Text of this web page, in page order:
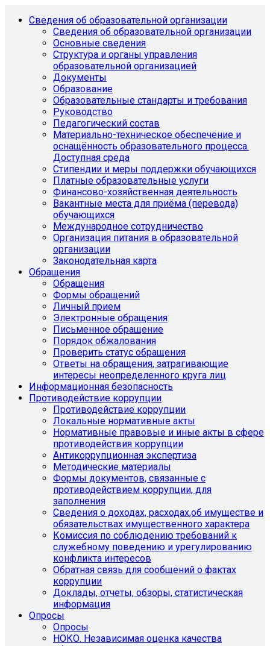
Сведения об образовательной организации
Сведения об образовательной организации
Основные сведения
Структура и органы управления
образовательной организацией
Документы
Образование
Образовательные стандарты и требования
Руководство
Педагогический состав
Материально-техническое обеспечение и
оснащённость образовательного процесса.
Доступная среда
Стипендии и меры поддержки обучающихся
Платные образовательные услуги
Финансово-хозяйственная деятельность
Вакантные места для приёма (перевода)
обучающихся
Международное сотрудничество
Организация питания в образовательной
организации
Законодательная карта
Обращения
Обращения
Формы обращений
Личный прием
Электронные обращения
Письменное обращение
Порядок обжалования
Проверить статус обращения
Ответы на обращения, затрагивающие
интересы неопределенного круга лиц
Информационная безопасность
Противодействие коррупции
Противодействие коррупции
Локальные нормативные акты
Нормативные правовые и иные акты в сфере
противодействия коррупции
Антикоррупционная экспертиза
Методические материалы
Формы документов, связанные с
противодействием коррупции, для
заполнения
Сведения о доходах, расходах,об имуществе и
обязательствах имущественного характера
Комиссия по соблюдению требований к
служебному поведению и урегулированию
конфликта интересов
Обратная связь для сообщений о фактах
коррупции
Доклады, отчеты, обзоры, статистическая
информация
Опросы
Опросы
НОКО. Независимая оценка качества